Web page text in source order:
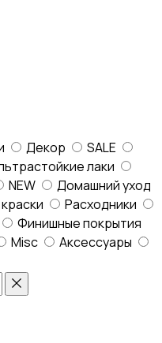
Декор
SALE
лаки
NEW
Домашний уход
Расходники
Финишные покрытия
Misc
Аксессуары